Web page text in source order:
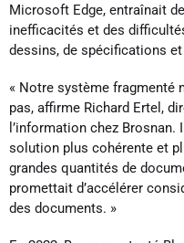
Microsoft Edge, entraînait
inefficacités et des
dessins, de spécifications
« Notre système
pas, affirme Richard Ertel,
l’information chez
solution plus cohérente et
grandes quantités de
promettait d’accélérer
des documents. »